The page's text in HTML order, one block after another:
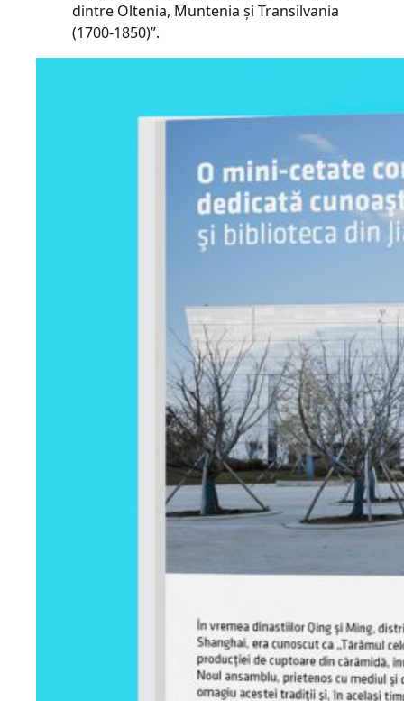
dintre Oltenia, Muntenia și Transilvania
(1700-1850)”.